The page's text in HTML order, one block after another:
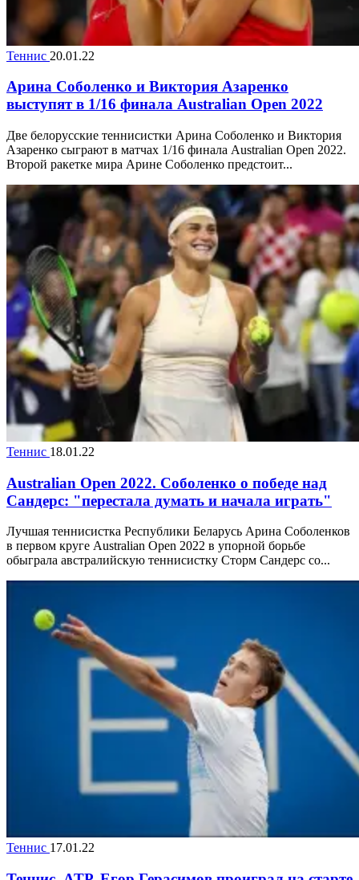
Теннис 20.01.22
Арина Соболенко и Виктория Азаренко
выступят в 1/16 финала Australian Open 2022
Две белорусские теннисистки Арина Cоболенко и Виктория
Азаренко сыграют в матчах 1/16 финала Australian Open 2022.
Второй ракетке мира Арине Соболенко предстоит...
Теннис 18.01.22
Australian Open 2022. Соболенко о победе над
Сандерс: "перестала думать и начала играть"
Лучшая теннисистка Республики Беларусь Арина Соболенков
в первом круге Australian Open 2022 в упорной борьбе
обыграла австралийскую теннисистку Сторм Сандерс со...
Теннис 17.01.22